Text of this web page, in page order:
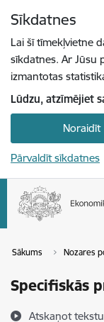
Sīkdatnes
Lai šī tīmekļvietne
sīkdatnes. Ar Jūsu
izmantotas
Lūdzu, atzīmējiet
Noraidīt
Pārvaldīt sīkdatnes
Sākums Nozares
Specifiskās
Atskaņot tekstu